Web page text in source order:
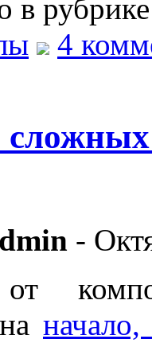
в
4
-